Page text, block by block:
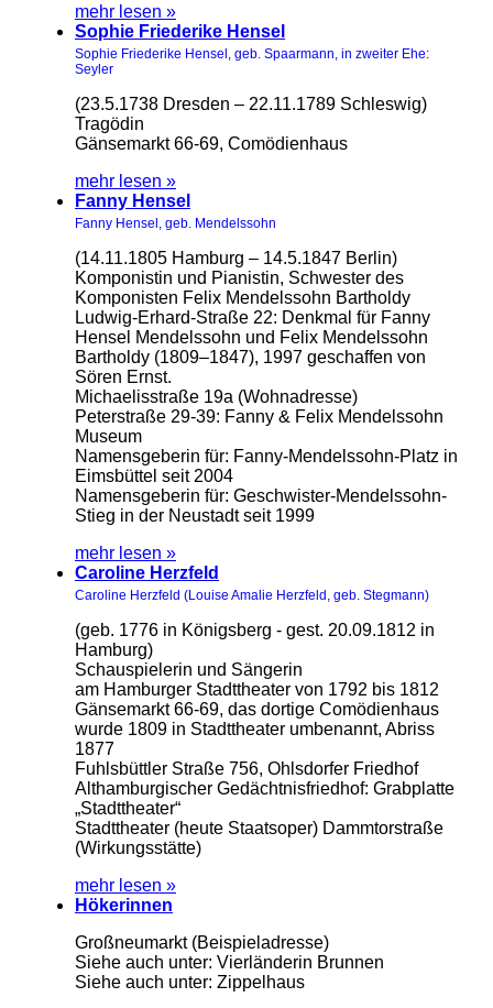
mehr lesen »
Sophie Friederike Hensel
Sophie Friederike Hensel, geb. Spaarmann, in zweiter Ehe:
Seyler
(23.5.1738 Dresden – 22.11.1789 Schleswig)
Tragödin
Gänsemarkt 66-69, Comödienhaus
mehr lesen »
Fanny Hensel
Fanny Hensel, geb. Mendelssohn
(14.11.1805 Hamburg – 14.5.1847 Berlin)
Komponistin und Pianistin, Schwester des
Komponisten Felix Mendelssohn Bartholdy
Ludwig-Erhard-Straße 22: Denkmal für Fanny
Hensel Mendelssohn und Felix Mendelssohn
Bartholdy (1809–1847), 1997 geschaffen von
Sören Ernst.
Michaelisstraße 19a (Wohnadresse)
Peterstraße 29-39: Fanny & Felix Mendelssohn
Museum
Namensgeberin für: Fanny-Mendelssohn-Platz in
Eimsbüttel seit 2004
Namensgeberin für: Geschwister-Mendelssohn-
Stieg in der Neustadt seit 1999
mehr lesen »
Caroline Herzfeld
Caroline Herzfeld (Louise Amalie Herzfeld, geb. Stegmann)
(geb. 1776 in Königsberg - gest. 20.09.1812 in
Hamburg)
Schauspielerin und Sängerin
am Hamburger Stadttheater von 1792 bis 1812
Gänsemarkt 66-69, das dortige Comödienhaus
wurde 1809 in Stadttheater umbenannt, Abriss
1877
Fuhlsbüttler Straße 756, Ohlsdorfer Friedhof
Althamburgischer Gedächtnisfriedhof: Grabplatte
„Stadttheater“
Stadttheater (heute Staatsoper) Dammtorstraße
(Wirkungsstätte)
mehr lesen »
Hökerinnen
Großneumarkt (Beispieladresse)
Siehe auch unter: Vierländerin Brunnen
Siehe auch unter: Zippelhaus